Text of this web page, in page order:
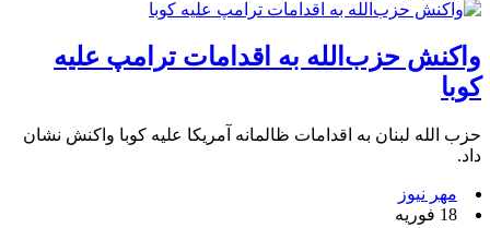
واکنش حزب‌الله به اقدامات ترامپ علیه
کوبا
حزب الله لبنان به اقدامات ظالمانه آمریکا علیه کوبا واکنش نشان
داد.
مهر نیوز
18 فوریه